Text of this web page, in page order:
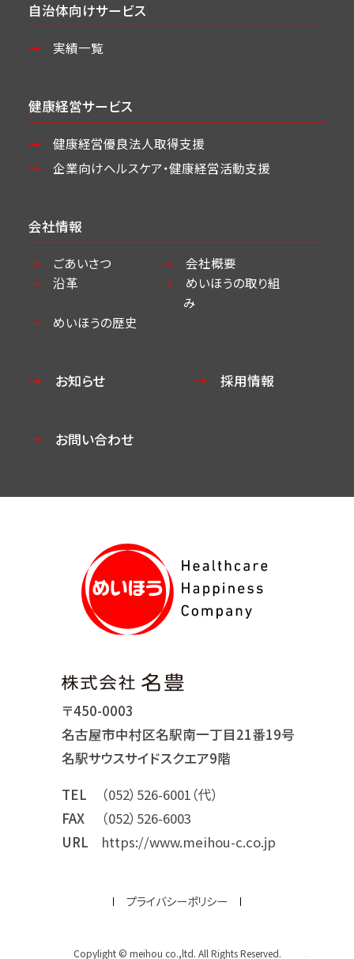
自治体向けサービス
実績一覧
健康経営サービス
健康経営優良法人取得支援
企業向けヘルスケア・健康経営活動支援
会社情報
ごあいさつ
会社概要
沿革
めいほうの取り組
み
めいほうの歴史
お知らせ 採用情報
お問い合わせ
〒450-0003
名古屋市中村区名駅南一丁目21番19号
名駅サウスサイドスクエア9階
TEL
（052）526-6001（代）
FAX
（052）526-6003
URL
https://www.meihou-c.co.jp
プライバシーポリシー
Copylight © meihou co.,ltd. All Rights Reserved.